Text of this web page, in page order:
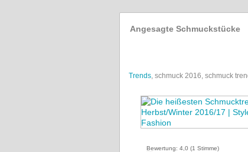
Angesagte Schmuckstücke
Trends, schmuck 2016, schmuck
Bewertung: 4,0 (1 Stimme)